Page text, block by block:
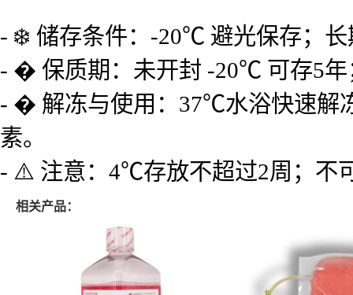
- ❄️ 储存条件：-20℃ 避光保存；
- � 保质期：未开封 -20℃ 可存5年
- � 解冻与使用：37℃水浴快速解
素。
- ⚠️ 注意：4℃存放不超过2周；不
相关产品：